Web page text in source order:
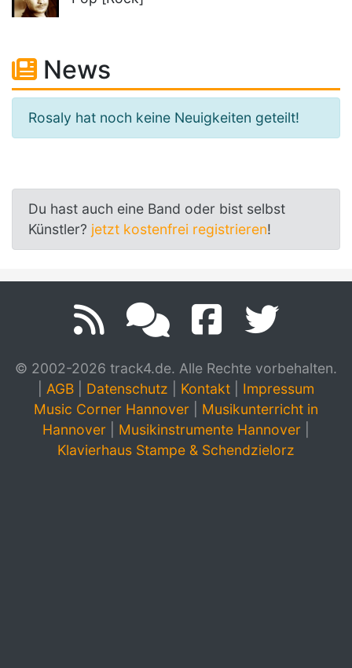
News
Rosaly hat noch keine Neuigkeiten geteilt!
Du hast auch eine Band oder bist selbst
Künstler? jetzt kostenfrei registrieren!
© 2002-2026 track4.de. Alle Rechte vorbehalten.
AGB Datenschutz Kontakt
Impressum
Music Corner Hannover
Musikunterricht in
Hannover
Musikinstrumente Hannover
Klavierhaus Stampe & Schendzielorz